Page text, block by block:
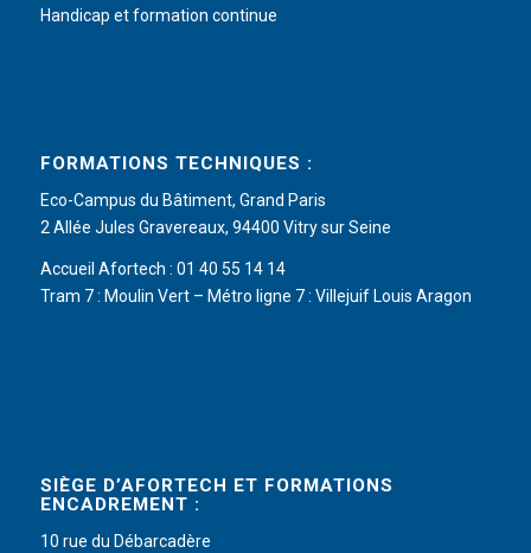
Handicap et formation continue
FORMATIONS TECHNIQUES :
Eco-Campus du Bâtiment, Grand Paris
2 Allée Jules Gravereaux, 94400 Vitry sur Seine
Accueil Afortech : 01 40 55 14 14
Tram 7 : Moulin Vert – Métro ligne 7 : Villejuif Louis Aragon
SIÈGE D’AFORTECH ET FORMATIONS
ENCADREMENT :
10 rue du Débarcadère